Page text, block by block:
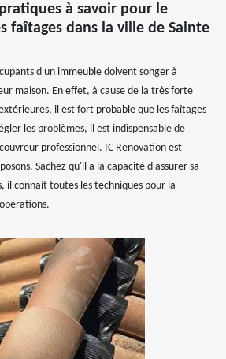
à savoir pour le
faîtages dans la ville de Sainte
d'un immeuble doivent songer à
maison. En effet, à cause de la très forte
il est fort probable que les faîtages
les problèmes, il est indispensable de
professionnel. IC Renovation est
Sachez qu'il a la capacité d'assurer sa
il connait toutes les techniques pour la